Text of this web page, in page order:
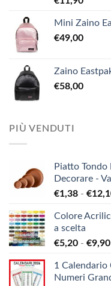
Mini Zaino
€49,00
Zaino
€58,00
PIÙ VENDUTI
Piatto Tondo
Decorare -
€1,38 - €
Colore
a scelta
€5,20 - €9,90
1 Calendario
Numeri